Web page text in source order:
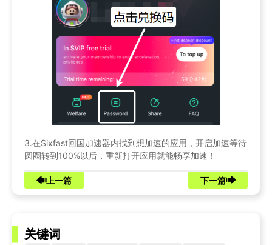
3.在Sixfast回国加速器内找到想加速的应用，开启加速等待
圆圈转到100%以后，重新打开应用就能畅享加速！
上一篇 下一篇
关键词